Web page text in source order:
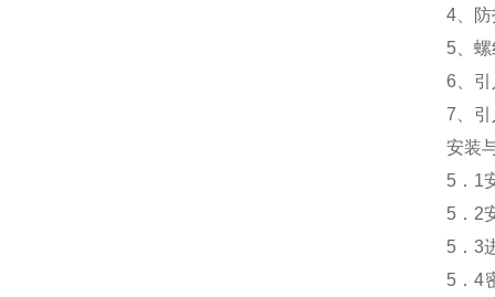
4、
5、
6、
7、
安装
5．1
5．2
5．3
5．4